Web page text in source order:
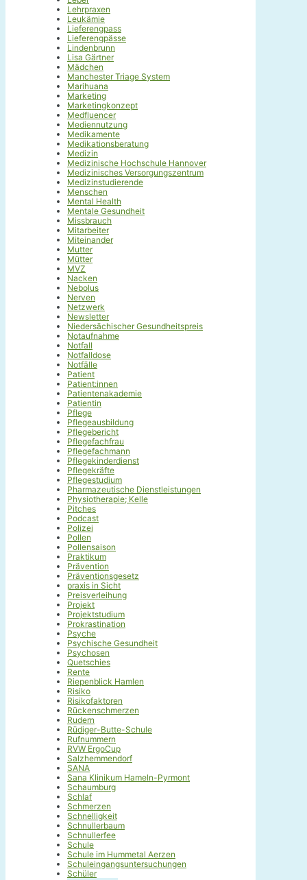
Lehrpraxen
Leukämie
Lieferengpass
Lieferengpässe
Lindenbrunn
Lisa Gärtner
Mädchen
Manchester Triage System
Marihuana
Marketing
Marketingkonzept
Medfluencer
Mediennutzung
Medikamente
Medikationsberatung
Medizin
Medizinische Hochschule Hannover
Medizinisches Versorgungszentrum
Medizinstudierende
Menschen
Mental Health
Mentale Gesundheit
Missbrauch
Mitarbeiter
Miteinander
Mutter
Mütter
MVZ
Nacken
Nebolus
Nerven
Netzwerk
Newsletter
Niedersächischer Gesundheitspreis
Notaufnahme
Notfall
Notfalldose
Notfälle
Patient
Patient:innen
Patientenakademie
Patientin
Pflege
Pflegeausbildung
Pflegebericht
Pflegefachfrau
Pflegefachmann
Pflegekinderdienst
Pflegekräfte
Pflegestudium
Pharmazeutische Dienstleistungen
Physiotherapie; Kelle
Pitches
Podcast
Polizei
Pollen
Pollensaison
Praktikum
Prävention
Präventionsgesetz
praxis in Sicht
Preisverleihung
Projekt
Projektstudium
Prokrastination
Psyche
Psychische Gesundheit
Psychosen
Quetschies
Rente
Riepenblick Hamlen
Risiko
Risikofaktoren
Rückenschmerzen
Rudern
Rüdiger-Butte-Schule
Rufnummern
RVW ErgoCup
Salzhemmendorf
SANA
Sana Klinikum Hameln-Pyrmont
Schaumburg
Schlaf
Schmerzen
Schnelligkeit
Schnullerbaum
Schnullerfee
Schule
Schule im Hummetal Aerzen
Schuleingangsuntersuchungen
Schüler